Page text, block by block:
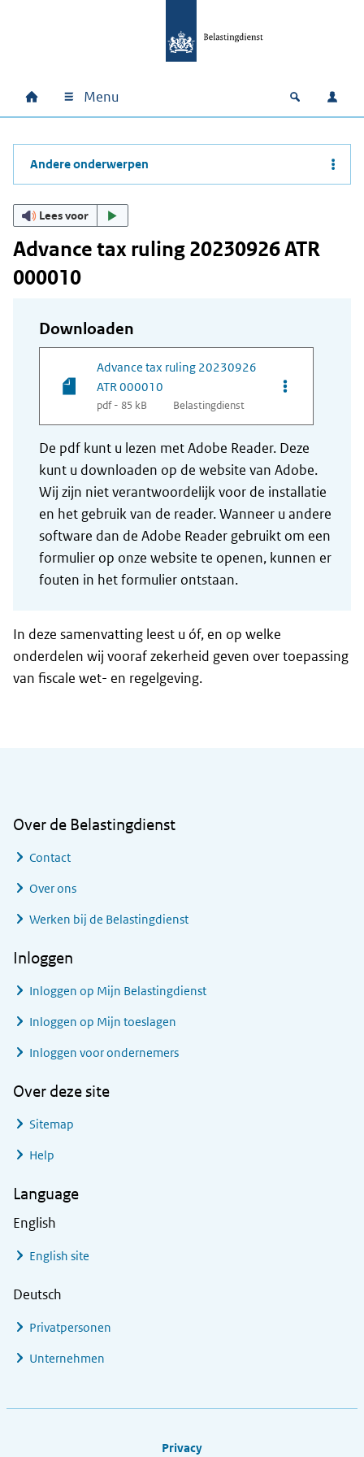
Hoofdnavigatie
Home Menu Open
Andere onderwerpen
Lees voor
Advance tax ruling 20230926 ATR
000010
Downloaden
Advance tax ruling 20230926
ATR 000010
pdf - 85 kB Belastingdienst
Opties van
De pdf kunt u lezen met Adobe Reader. Deze
kunt u downloaden op de website van Adobe.
Wij zijn niet verantwoordelijk voor de installatie
en het gebruik van de reader. Wanneer u andere
software dan de Adobe Reader gebruikt om een
formulier op onze website te openen, kunnen er
fouten in het formulier ontstaan.
In deze samenvatting leest u óf, en op welke
onderdelen wij vooraf zekerheid geven over toepassing
van fiscale wet- en regelgeving.
Over de Belastingdienst
Contact
Over ons
Werken bij de Belastingdienst
Inloggen
Inloggen op Mijn Belastingdienst
Inloggen op Mijn toeslagen
Inloggen voor ondernemers
Over deze site
Sitemap
Help
Language
English
English site
Deutsch
Privatpersonen
Unternehmen
Privacy